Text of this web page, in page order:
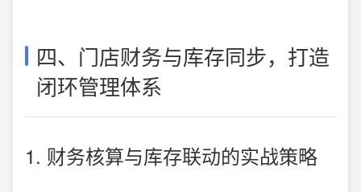
四、门店财务与库存同步，打造
闭环管理体系
1. 财务核算与库存联动的实战策略